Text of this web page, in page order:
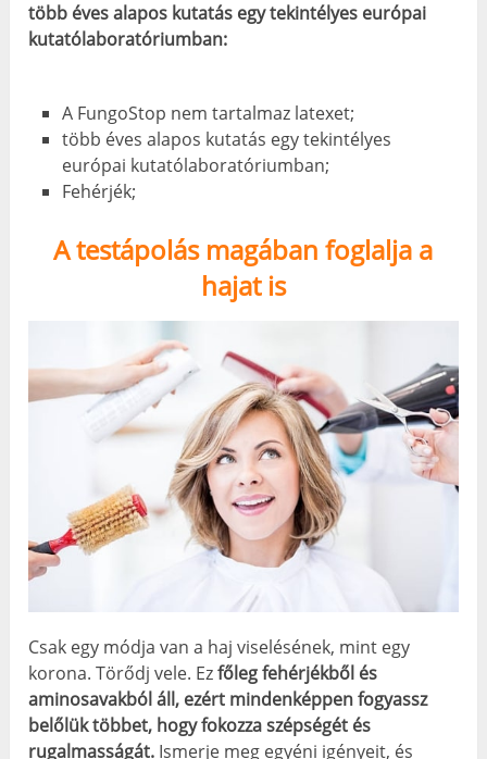
több éves alapos kutatás egy tekintélyes európai
kutatólaboratóriumban:
A FungoStop nem tartalmaz latexet;
több éves alapos kutatás egy tekintélyes
európai kutatólaboratóriumban;
Fehérjék;
A testápolás magában foglalja a
hajat is
Csak egy módja van a haj viselésének, mint egy
korona. Törődj vele. Ezfőleg fehérjékből és
aminosavakból áll, ezért mindenképpen fogyassz
belőlük többet, hogy fokozza szépségét és
rugalmasságát. Ismerje meg egyéni igényeit, és